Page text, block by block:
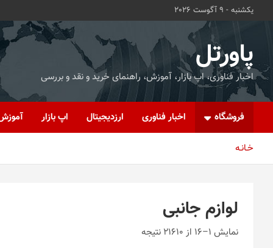
یکشنبه - 9 آگوست 2026
پاورتل
اخبار فناوری، اپ بازار، آموزش، راهنمای خرید و نقد و بررسی
فروشگاه اخبار فناوری ارزدیجیتال اپ بازار
خـانـه
لوازم جانبی
نمایش 1–16 از 21610 نتیجه